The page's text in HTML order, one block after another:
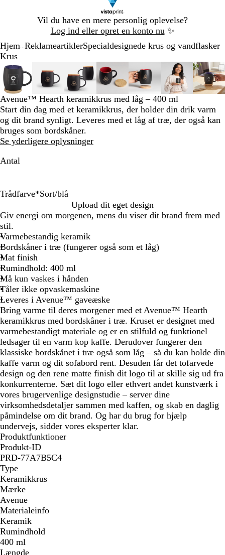
Vil du have en mere personlig oplevelse?
Log ind eller opret en konto nu ✨
1
Hjem ReklameartiklerSpecialdesignede krus og vandflasker
Krus
Zoombart
billede
Zoomet
til
minimum
Klik
for
at
udvide
Brug
tasterne
plus
og
minus
til
at
zoome
piletasterne
panorere
Zoombart
billede
til
minimum
for
at
udvide
tasterne
plus
og
minus
til
at
zoome
panorere
Zoombart
billede
Zoomet
til
minimum
Klik
for
at
udvide
Brug
tasterne
plus
og
minus
til
at
zoome
billede
til
minimum
for
at
udvide
tasterne
plus
og
minus
til
Zoombart
billede
til
minimum
for
at
udvide
tasterne
plus
og
minus
til
Zoombart
billede
Zoomet
til
minimum
Klik
for
at
udvide
Brug
tasterne
plus
og
minus
til
til
Klik
for
at
plus
til
Slide
1
af
7
Avenue™ Hearth keramikkrus med låg – 400 ml
Start din dag med et keramikkrus, der holder din drik varm
og dit brand synligt. Leveres med et låg af træ, der også kan
bruges som bordskåner.
Se yderligere oplysninger
Antal
Trådfarve*Sort/blå
o
r
t
/
r
ø
d
o
r
t
/
b
l
å
o
r
t
/
h
v
i
d
Upload dit eget design
Giv energi om morgenen, mens du viser dit brand frem med
stil.
Varmebestandig keramik
Bordskåner i træ (fungerer også som et låg)
Mat finish
Rumindhold: 400 ml
Må kun vaskes i hånden
Tåler ikke opvaskemaskine
Leveres i Avenue™ gaveæske
Bring varme til deres morgener med et Avenue™ Hearth
keramikkrus med bordskåner i træ. Kruset er designet med
varmebestandigt materiale og er en stilfuld og funktionel
ledsager til en varm kop kaffe. Derudover fungerer den
klassiske bordskånet i træ også som låg – så du kan holde din
kaffe varm og dit sofabord rent. Desuden får det tofarvede
design og den rene matte finish dit logo til at skille sig ud fra
konkurrenterne. Sæt dit logo eller ethvert andet kunstværk i
vores brugervenlige designstudie – server dine
virksomhedsdetaljer sammen med kaffen, og skab en daglig
påmindelse om dit brand. Og har du brug for hjælp
undervejs, sidder vores eksperter klar.
Produktfunktioner
Produkt-ID
PRD-77A7B5C4
Type
Keramikkrus
Mærke
Avenue
Materialeinfo
Keramik
Rumindhold
400 ml
Længde